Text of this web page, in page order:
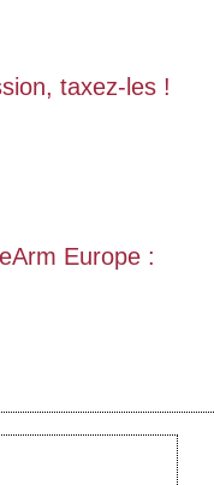
taxez-les !
Europe :